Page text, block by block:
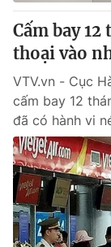
Cấm bay
thoại vào
VTV.vn - Cục
cấm bay 12
đã có hành vi